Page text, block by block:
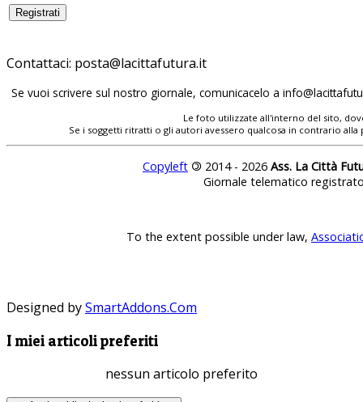
Contattaci: posta@lacittafutura.it
Se vuoi scrivere sul nostro giornale, comunicacelo a
Le foto utilizzate all'interno del sito,
Se i soggetti ritratti o gli autori avessero qualcosa in contrario
Copyleft © 2014 - 2026 Ass. La Città
Giornale telematico
To the extent possible under law,
Designed bySmartAddons.Com
I miei articoli preferiti
nessun articolo preferito